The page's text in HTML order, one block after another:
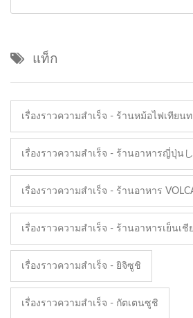
แท็ก
เรื่องราวความสำเร็จ - ร้านหม้อไฟเทียนท
เรื่องราวความสำเร็จ - ร้านอาหารญี่ปุ่น
เรื่องราวความสำเร็จ - ร้านอาหาร
เรื่องราวความสำเร็จ - ร้านอาหารเย็นเ
เรื่องราวความสำเร็จ - ยิจิซูชิ
เรื่องราวความสำเร็จ - กัตเตนซูชิ